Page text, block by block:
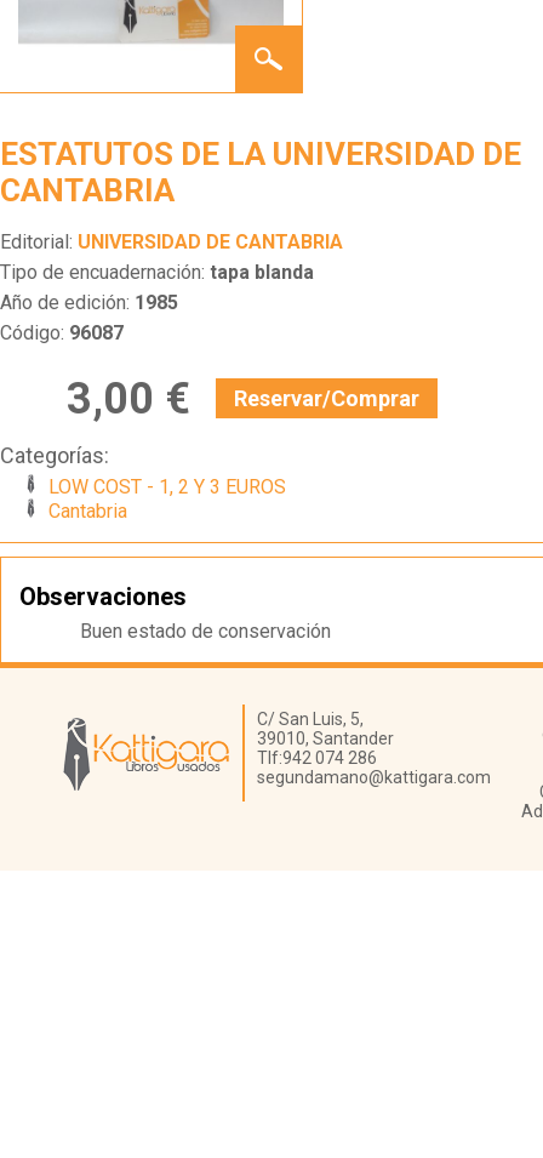
DE LA
ESTATUTOS DE LA UNIVERSIDAD DE
CANTABRIA
Editorial: UNIVERSIDAD DE CANTABRIA
Tipo de encuadernación: tapa blanda
Año de edición: 1985
Código: 96087
3,00 € Reservar/Comprar
Categorías:
LOW COST - 1, 2 Y 3 EUROS
Cantabria
Observaciones
Buen estado de conservación
Librería Kattigara
C/ San Luis, 5,
39010, Santander
Tlf:942 074 286
segundamano@kattigara.com